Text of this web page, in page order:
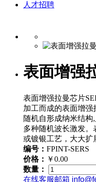
人才招聘
表面增强
表面增强拉曼芯片
加工而成的表面增强
随机自形成纳米结构
多种随机波长激发。
或镀银工艺，大大扩
编号： FPINT-SERS
价格： ￥0.00
数量：
在线客服邮箱